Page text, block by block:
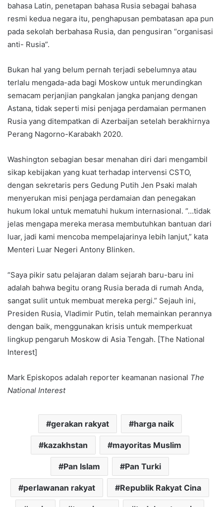
bahasa Latin, penetapan bahasa Rusia sebagai bahasa
resmi kedua negara itu, penghapusan pembatasan apa pun
pada sekolah berbahasa Rusia, dan pengusiran “organisasi
anti- Rusia”.
Bukan hal yang belum pernah terjadi sebelumnya atau
terlalu mengada-ada bagi Moskow untuk merundingkan
semacam perjanjian pangkalan jangka panjang dengan
Astana, tidak seperti misi penjaga perdamaian permanen
Rusia yang ditempatkan di Azerbaijan setelah berakhirnya
Perang Nagorno-Karabakh 2020.
Washington sebagian besar menahan diri dari mengambil
sikap kebijakan yang kuat terhadap intervensi CSTO,
dengan sekretaris pers Gedung Putih Jen Psaki malah
menyerukan misi penjaga perdamaian dan penegakan
hukum lokal untuk mematuhi hukum internasional. “…tidak
jelas mengapa mereka merasa membutuhkan bantuan dari
luar, jadi kami mencoba mempelajarinya lebih lanjut,” kata
Menteri Luar Negeri Antony Blinken.
“Saya pikir satu pelajaran dalam sejarah baru-baru ini
adalah bahwa begitu orang Rusia berada di rumah Anda,
sangat sulit untuk membuat mereka pergi.” Sejauh ini,
Presiden Rusia, Vladimir Putin, telah memainkan perannya
dengan baik, menggunakan krisis untuk memperkuat
lingkup pengaruh Moskow di Asia Tengah. [The National
Interest]
Mark Episkopos adalah reporter keamanan nasional The
National Interest
gerakan rakyat harga naik
kazakhstan mayoritas Muslim
Pan Islam Pan Turki
perlawanan rakyat Republik Rakyat Cina